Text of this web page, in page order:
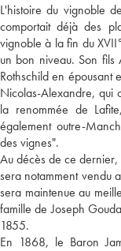
L'histoire du vignoble
comportait déjà des
vignoble à la fin du
un bon niveau. Son fils
Rothschild en épousant
Nicolas-Alexandre, qui
la renommée de
également outre-
des vignes".
Au décès de ce dernier,
sera notamment vendu
sera maintenue au
famille de Joseph
1855.
En 1868, le Baron